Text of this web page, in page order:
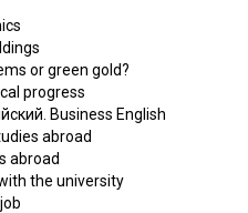
or green gold?
progress
Business English
abroad
abroad
the university